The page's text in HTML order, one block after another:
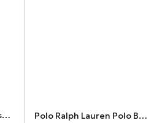
Nike Vintage 00s Sweatshirt Mid Swoosh Black Polo Ralph Lauren Polo Bear Sweater Wool